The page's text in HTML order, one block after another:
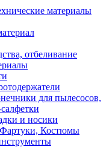
материалы
отбеливание
для пылесосов,
и носики
Костюмы